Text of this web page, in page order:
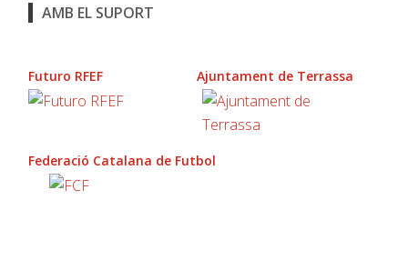
AMB EL SUPORT
Futuro RFEF Ajuntament de Terrassa
Federació Catalana de Futbol